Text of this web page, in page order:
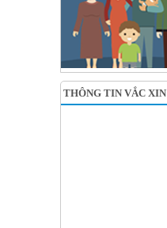
THÔNG TIN VẮC XIN